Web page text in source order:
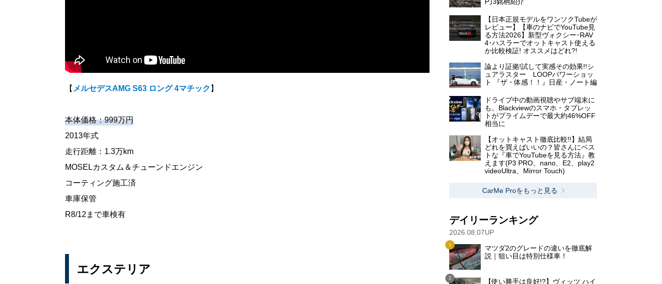
【 メルセデスAMG S63 ロング 4マチック 】
本体価格：999万円
2013年式
走行距離：1.3万km
MOSELカスタム＆チューンドエンジン
コーティング施工済
車庫保管
R8/12まで車検有
エクステリア
【日本正規モデルをワンソクTubeが
レビュー】【車のナビでYouTube見
る方法2026】新型ヴォクシー･RAV
4･ハスラーでオットキャスト使える
か比較検証! オススメはどれ?!
論より証拠!試して実感その効果!!シ
ュアラスター LOOPパワーショッ
ト 『ザ・体感！！』日産・ノート編
ドライブ中の動画視聴やサブ端末に
も。Blackviewのスマホ・タブレッ
トがプライムデーで最大約46%OFF
相当に
【オットキャスト徹底比較!!】結局
どれを買えばいいの？皆さんにベス
トな『車でYouTubeを見る方法』教
えます(P3 PRO、nano、E2、play2
videoUltra、Mirror Touch)
CarMe Proをもっと見る
デイリーランキング
2026.08.07UP
マツダ2のグレードの違いを徹底解
説｜狙い目は特別仕様車！
【使い勝手は良好!?】ヴィッツ ハイ